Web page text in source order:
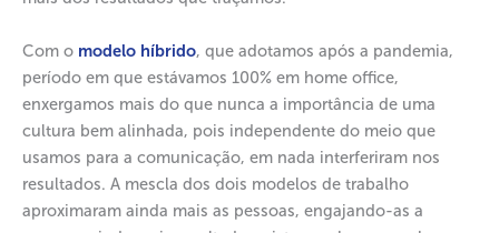
Com o modelo híbrido, que adotamos após a pandemia,
período em que estávamos 100% em home office,
enxergamos mais do que nunca a importância de uma
cultura bem alinhada, pois independente do meio que
usamos para a comunicação, em nada interferiram nos
resultados. A mescla dos dois modelos de trabalho
aproximaram ainda mais as pessoas, engajando-as a